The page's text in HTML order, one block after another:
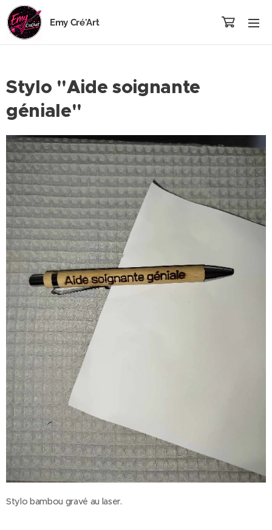
Emy Cré'Art
Stylo "Aide soignante
géniale"
Stylo bambou gravé au laser.